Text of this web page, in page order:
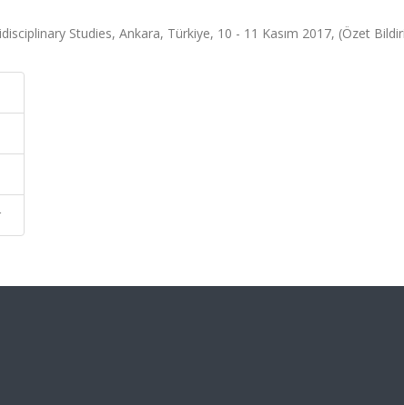
Studies, Ankara, Türkiye, 10 - 11 Kasım 2017, (Özet